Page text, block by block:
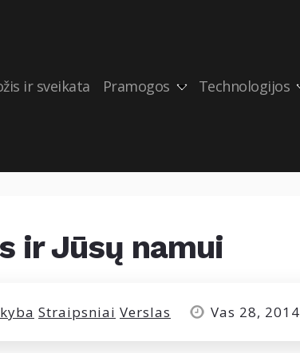
ir sveikata Pramogos Technologijos
ir Jūsų namui
Straipsniai Verslas Vas 28, 2014